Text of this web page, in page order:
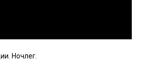
Ночлег.